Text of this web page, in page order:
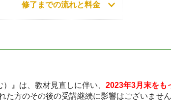
修了までの流れと料金
』は、教材見直しに伴い、 2023年3月末をも
た方のその後の受講継続に影響はございませ